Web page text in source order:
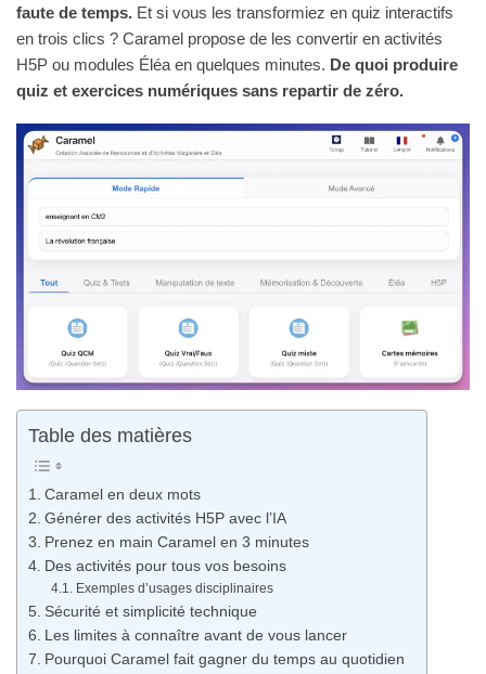
faute de temps. Et si vous les transformiez en quiz interactifs
en trois clics ? Caramel propose de les convertir en activités
H5P ou modules Éléa en quelques minutes. De quoi produire
quiz et exercices numériques sans repartir de zéro.
Table des matières
Caramel en deux mots
Générer des activités H5P avec l’IA
Prenez en main Caramel en 3 minutes
Des activités pour tous vos besoins
Exemples d’usages disciplinaires
Sécurité et simplicité technique
Les limites à connaître avant de vous lancer
Pourquoi Caramel fait gagner du temps au quotidien